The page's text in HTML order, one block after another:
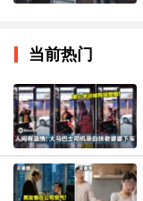
当前热门